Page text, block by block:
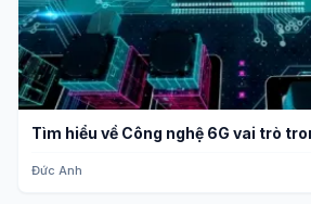
Tìm hiểu về Công nghệ 6G vai trò
Đức Anh